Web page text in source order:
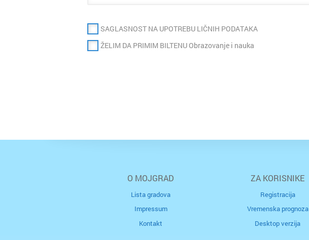
SAGLASNOST NA UPOTREBU LIČNIH PODATAKA
ŽELIM DA PRIMIM BILTENU Obrazovanje i nauka
O MOJGRAD
Lista gradova
Impressum
Kontakt
ZA KORISNIKE
Registracija
Vremenska prognoza
Desktop verzija